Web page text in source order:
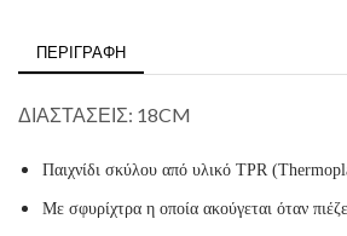
ΠΕΡΙΓΡΑΦΉ
ΔΙΑΣΤΑΣΕΙΣ: 18CM
Παιχνίδι σκύλου από υλικό TPR
Με σφυρίχτρα η οποία ακούγεται όταν